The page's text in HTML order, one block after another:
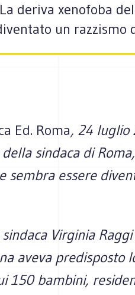
deriva xenofoba
un razzismo
Ed. Roma, 24 luglio
sindaca di
sembra essere
Virginia
aveva predisposto
150 bambini,